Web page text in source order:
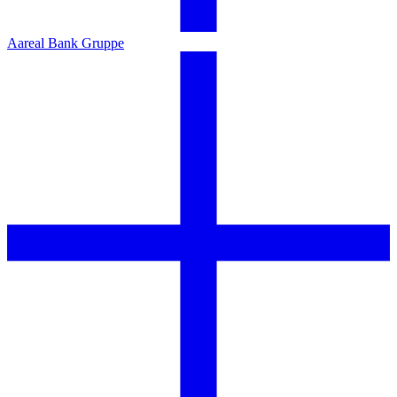
Aareal Bank Gruppe